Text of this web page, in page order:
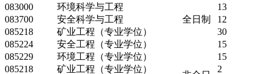
全日制
083000
环境科学与工程
13
083700
安全科学与工程
12
085218
矿业工程（专业学位）
30
085224
安全工程（专业学位）
15
085229
环境工程（专业学位）
15
085218
矿业工程（专业学位）
2